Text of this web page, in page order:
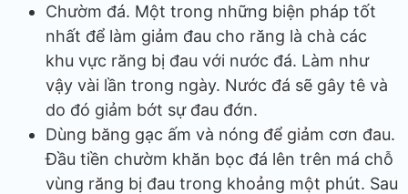
Chườm đá. Một trong những biện pháp tốt
nhất để làm giảm đau cho răng là chà các
khu vực răng bị đau với nước đá. Làm như
vậy vài lần trong ngày. Nước đá sẽ gây tê và
do đó giảm bớt sự đau đớn.
Dùng băng gạc ấm và nóng để giảm cơn đau.
Đầu tiền chườm khăn bọc đá lên trên má chỗ
vùng răng bị đau trong khoảng một phút. Sau